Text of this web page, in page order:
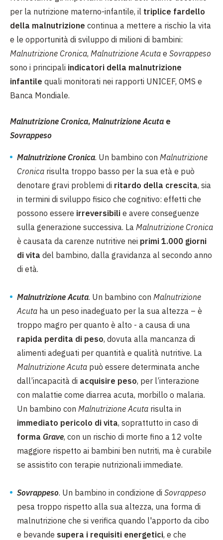
per la nutrizione materno-infantile, il triplice fardello
della malnutrizione continua a mettere a rischio la vita
e le opportunità di sviluppo di milioni di bambini:
Malnutrizione Cronica, Malnutrizione Acuta e Sovrappeso
sono i principali indicatori della malnutrizione
infantile quali monitorati nei rapporti UNICEF, OMS e
Banca Mondiale.
Malnutrizione Cronica, Malnutrizione Acuta e
Sovrappeso
Malnutrizione Cronica. Un bambino con Malnutrizione
Cronica risulta troppo basso per la sua età e può
denotare gravi problemi di ritardo della crescita, sia
in termini di sviluppo fisico che cognitivo: effetti che
possono essere irreversibili e avere conseguenze
sulla generazione successiva. La Malnutrizione Cronica
è causata da carenze nutritive nei primi 1.000 giorni
di vita del bambino, dalla gravidanza al secondo anno
di età.
Malnutrizione Acuta. Un bambino con Malnutrizione
Acuta ha un peso inadeguato per la sua altezza – è
troppo magro per quanto è alto - a causa di una
rapida perdita di peso, dovuta alla mancanza di
alimenti adeguati per quantità e qualità nutritive. La
Malnutrizione Acuta può essere determinata anche
dall’incapacità di acquisire peso, per l’interazione
con malattie come diarrea acuta, morbillo o malaria.
Un bambino con Malnutrizione Acuta risulta in
immediato pericolo di vita, soprattutto in caso di
forma Grave, con un rischio di morte fino a 12 volte
maggiore rispetto ai bambini ben nutriti, ma è curabile
se assistito con terapie nutrizionali immediate.
Sovrappeso. Un bambino in condizione di Sovrappeso
pesa troppo rispetto alla sua altezza, una forma di
malnutrizione che si verifica quando l'apporto da cibo
e bevande supera i requisiti energetici, e che